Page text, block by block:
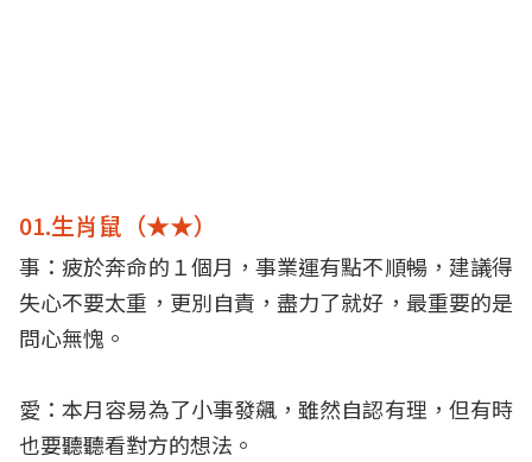
01.生肖鼠（★★）
事：疲於奔命的１個月，事業運有點不順暢，建議得
失心不要太重，更別自責，盡力了就好，最重要的是
問心無愧。
愛：本月容易為了小事發飆，雖然自認有理，但有時
也要聽聽看對方的想法。